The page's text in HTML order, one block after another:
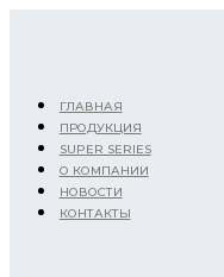
ГЛАВНАЯ
ПРОДУКЦИЯ
SUPER SERIES
О КОМПАНИИ
НОВОСТИ
КОНТАКТЫ